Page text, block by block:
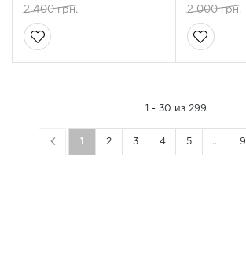
2 400 грн. 2 000 грн.
1 - 30 из 299
1 2 3 4 5 ... 9